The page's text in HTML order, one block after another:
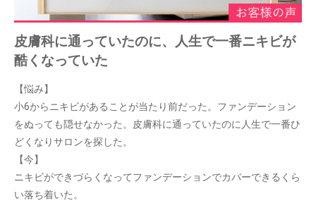
皮膚科に通っていたのに、人生で一番ニキビが
酷くなっていた
【悩み】
小6からニキビがあることが当たり前だった。ファンデーション
をぬっても隠せなかった。皮膚科に通っていたのに人生で一番ひ
どくなりサロンを探した。
【今】
ニキビができづらくなってファンデーションでカバーできるくら
い落ち着いた。